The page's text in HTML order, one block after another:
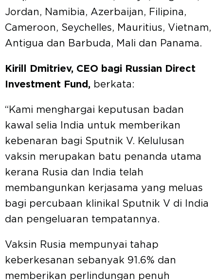
Jordan, Namibia, Azerbaijan, Filipina,
Cameroon, Seychelles, Mauritius, Vietnam,
Antigua dan Barbuda, Mali dan Panama.
Kirill Dmitriev, CEO bagi Russian Direct
Investment Fund, berkata:
“Kami menghargai keputusan badan
kawal selia India untuk memberikan
kebenaran bagi Sputnik V. Kelulusan
vaksin merupakan batu penanda utama
kerana Rusia dan India telah
membangunkan kerjasama yang meluas
bagi percubaan klinikal Sputnik V di India
dan pengeluaran tempatannya.
Vaksin Rusia mempunyai tahap
keberkesanan sebanyak 91.6% dan
memberikan perlindungan penuh